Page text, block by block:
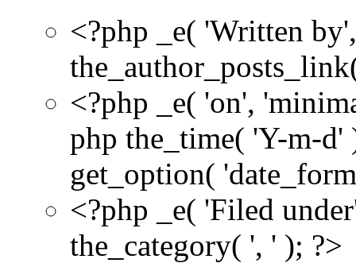
<?php _e( 'Written
<?php _e( 'on',
php the_time( 'Y-m-
get_option(
<?php _e( 'Filed
the_category( ', ' ); ?>